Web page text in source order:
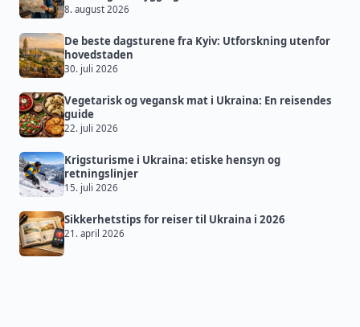
8. august 2026
De beste dagsturene fra Kyiv: Utforskning utenfor
hovedstaden
30. juli 2026
Vegetarisk og vegansk mat i Ukraina: En reisendes
guide
22. juli 2026
Krigsturisme i Ukraina: etiske hensyn og
retningslinjer
15. juli 2026
Sikkerhetstips for reiser til Ukraina i 2026
21. april 2026